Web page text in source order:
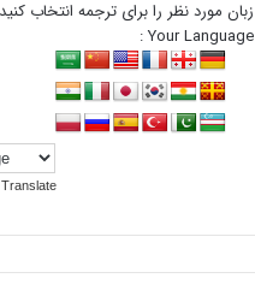
Your Language :
Translate